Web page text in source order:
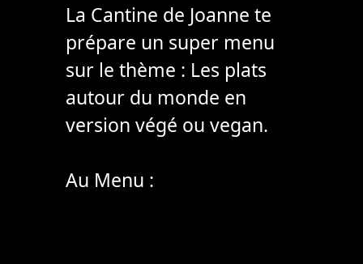
La Cantine de Joanne te
prépare un super menu
sur le thème : Les plats
autour du monde en
version végé ou vegan.
Au Menu :